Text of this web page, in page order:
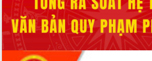
món ăn từ sầu riêng
Đắk Lắk công bố Quy hoạch và xúc
tiến đầu tư tỉnh
Ngành cá ngừ Đắk Lắk chủ động thích
ứng để giữ vững thị trường xuất khẩu
Diễn đàn Kinh tế tư nhân Việt Nam đột